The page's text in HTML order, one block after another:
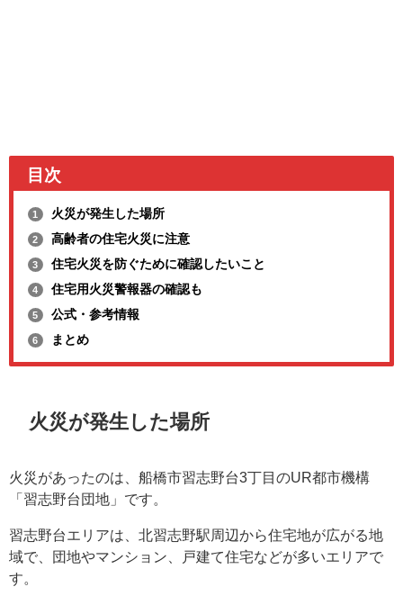
目次
1 火災が発生した場所
2 高齢者の住宅火災に注意
3 住宅火災を防ぐために確認したいこと
4 住宅用火災警報器の確認も
5 公式・参考情報
6 まとめ
火災が発生した場所
火災があったのは、船橋市習志野台3丁目のUR都市機構
「習志野台団地」です。
習志野台エリアは、北習志野駅周辺から住宅地が広がる地
域で、団地やマンション、戸建て住宅などが多いエリアで
す。